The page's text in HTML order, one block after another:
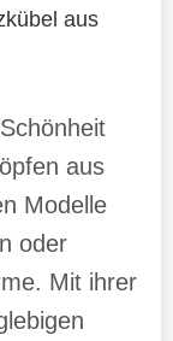
aus
aus
Modelle
oder
Mit ihrer